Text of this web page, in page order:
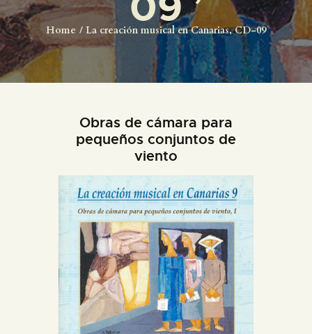
Home La creación musical en Canarias, CD-09
█
EL MUSEO
DIDÁCTICA
ESPAÑOL
PREPARAR LA VISITA
ACTIVIDADES
Obras de cámara para
pequeños conjuntos de
viento